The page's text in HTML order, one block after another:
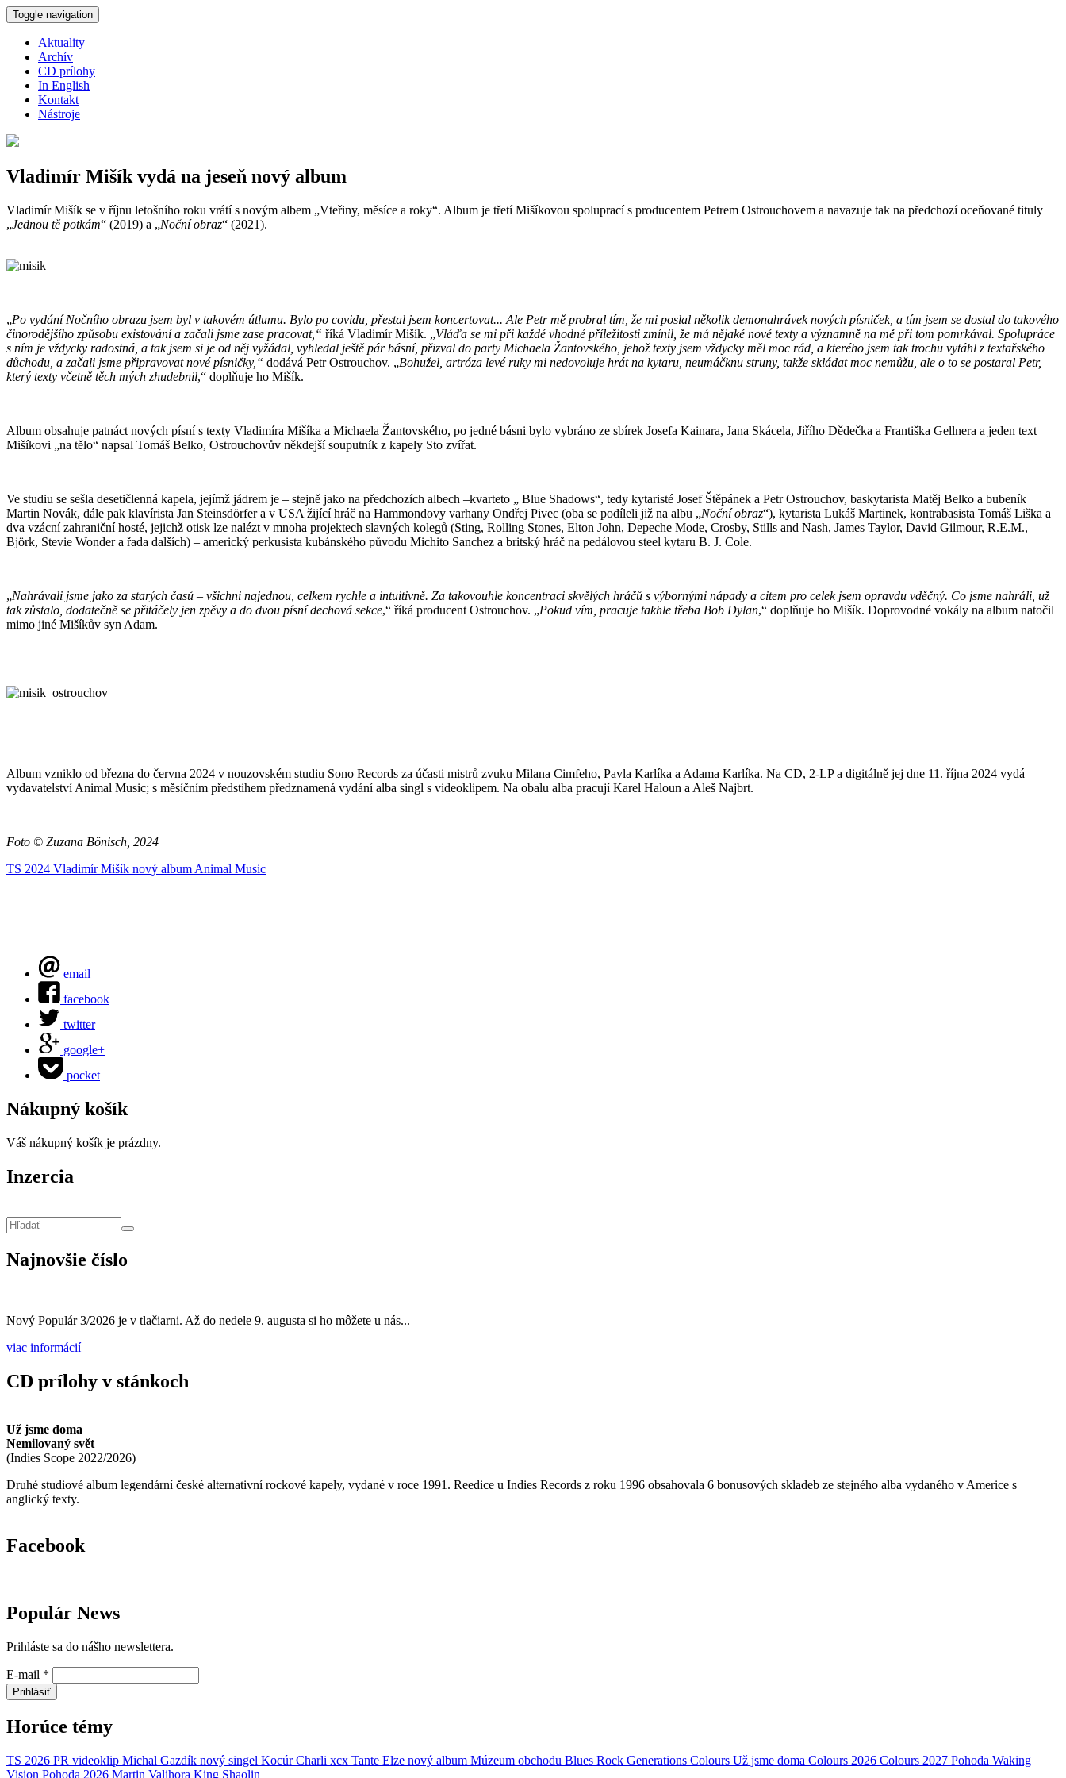
Skočiť na hlavný obsah
Toggle navigation
Aktuality
Archív
CD prílohy
In English
Kontakt
Nástroje
Vladimír Mišík vydá na jeseň nový album
Vladimír Mišík se v říjnu letošního roku vrátí s novým albem „Vteřiny, měsíce a roky“. Album je třetí Mišíkovou spoluprací s producentem Petrem Ostrouchovem a navazuje tak na předchozí oceňované tituly
„Jednou tě potkám“ (2019) a „Noční obraz“ (2021).
„Po vydání Nočního obrazu jsem byl v takovém útlumu. Bylo po covidu, přestal jsem koncertovat... Ale Petr mě probral tím, že mi poslal několik demonahrávek nových písniček, a tím jsem se dostal do takového
činorodějšího způsobu existování a začali jsme zase pracovat,“ říká Vladimír Mišík. „Vláďa se mi při každé vhodné příležitosti zmínil, že má nějaké nové texty a významně na mě při tom pomrkával. Spolupráce
s ním je vždycky radostná, a tak jsem si je od něj vyžádal, vyhledal ještě pár básní, přizval do party Michaela Žantovského, jehož texty jsem vždycky měl moc rád, a kterého jsem tak trochu vytáhl z textařského
důchodu, a začali jsme připravovat nové písničky,“ dodává Petr Ostrouchov. „Bohužel, artróza levé ruky mi nedovoluje hrát na kytaru, neumáčknu struny, takže skládat moc nemůžu, ale o to se postaral Petr,
který texty včetně těch mých zhudebnil,“ doplňuje ho Mišík.
Album obsahuje patnáct nových písní s texty Vladimíra Mišíka a Michaela Žantovského, po jedné básni bylo vybráno ze sbírek Josefa Kainara, Jana Skácela, Jiřího Dědečka a Františka Gellnera a jeden text
Mišíkovi „na tělo“ napsal Tomáš Belko, Ostrouchovův někdejší souputník z kapely Sto zvířat.
Ve studiu se sešla desetičlenná kapela, jejímž jádrem je – stejně jako na předchozích albech –kvarteto „ Blue Shadows“, tedy kytaristé Josef Štěpánek a Petr Ostrouchov, baskytarista Matěj Belko a bubeník
Martin Novák, dále pak klavírista Jan Steinsdörfer a v USA žijící hráč na Hammondovy varhany Ondřej Pivec (oba se podíleli již na albu „Noční obraz“), kytarista Lukáš Martinek, kontrabasista Tomáš Liška a
dva vzácní zahraniční hosté, jejichž otisk lze nalézt v mnoha projektech slavných kolegů (Sting, Rolling Stones, Elton John, Depeche Mode, Crosby, Stills and Nash, James Taylor, David Gilmour, R.E.M.,
Björk, Stevie Wonder a řada dalších) – americký perkusista kubánského původu Michito Sanchez a britský hráč na pedálovou steel kytaru B. J. Cole.
„Nahrávali jsme jako za starých časů – všichni najednou, celkem rychle a intuitivně. Za takovouhle koncentraci skvělých hráčů s výbornými nápady a citem pro celek jsem opravdu vděčný. Co jsme nahráli, už
tak zůstalo, dodatečně se přitáčely jen zpěvy a do dvou písní dechová sekce,“ říká producent Ostrouchov. „Pokud vím, pracuje takhle třeba Bob Dylan,“ doplňuje ho Mišík. Doprovodné vokály na album natočil
mimo jiné Mišíkův syn Adam.
Album vzniklo od března do června 2024 v nouzovském studiu Sono Records za účasti mistrů zvuku Milana Cimfeho, Pavla Karlíka a Adama Karlíka. Na CD, 2-LP a digitálně jej dne 11. října 2024 vydá
vydavatelství Animal Music; s měsíčním předstihem předznamená vydání alba singl s videoklipem. Na obalu alba pracují Karel Haloun a Aleš Najbrt.
Foto © Zuzana Bönisch, 2024
TS 2024 Vladimír Mišík nový album Animal Music
email
facebook
twitter
google+
pocket
Nákupný košík
Váš nákupný košík je prázdny.
Inzercia
Najnovšie číslo
Nový Populár 3/2026 je v tlačiarni. Až do nedele 9. augusta si ho môžete u nás...
viac informácií
CD prílohy v stánkoch
Už jsme doma
Nemilovaný svět
(Indies Scope 2022/2026)
Druhé studiové album legendární české alternativní rockové kapely, vydané v roce 1991. Reedice u Indies Records z roku 1996 obsahovala 6 bonusových skladeb ze stejného alba vydaného v Americe s
anglický texty.
Facebook
Populár News
Prihláste sa do nášho newslettera.
E-mail *
Prihlásiť
Horúce témy
TS 2026 PR videoklip Michal Gazdík nový singel Kocúr Charli xcx Tante Elze nový album Múzeum obchodu Blues Rock Generations Colours Už jsme doma Colours 2026 Colours 2027 Pohoda Waking
Vision Pohoda 2026 Martin Valihora King Shaolin